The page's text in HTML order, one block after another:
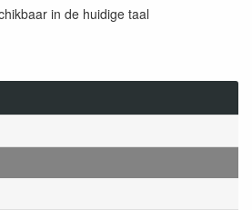
in de huidige taal